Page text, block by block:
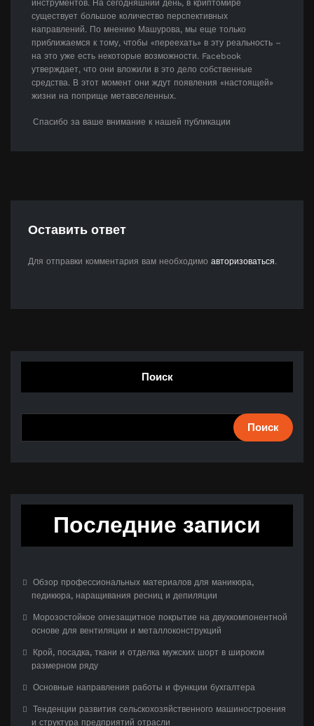
инструментов. На сегодняшний день, в криптомире
существует большое количество перспективных
направлений. По мнению Машурова, мы еще только
приближаемся к тому, чтобы «переехать» в эту реальность –
на это уже есть некоторые возможности. Facebook
утверждает, что они вложили в это дело собственные
средства. В этот момент они ждут появления «настоящей»
жизни на поприщe метавселенных.
Спасибо за ваше внимание к нашей публикации
Оставить ответ
Для отправки комментария вам необходимо авторизоваться.
Поиск
Поиск
Последние записи
Обзор профессиональных материалов для маникюра,
педикюра, наращивания ресниц и депиляции
Морозостойкое огнезащитное покрытие на двухкомпонентной
основе для вентиляции и металлоконструкций
Крой, посадка, ткани и отделка мужских шорт в широком
размерном ряду
Основные направления работы и функции бухгалтера
Тенденции развития сельскохозяйственного машиностроения
и структура предприятий отрасли